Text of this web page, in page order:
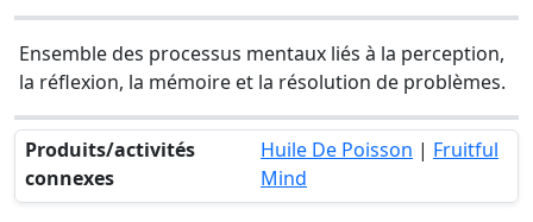
Ensemble des processus mentaux liés à la perception,
la réflexion, la mémoire et la résolution de problèmes.
Produits/activités
connexes
Huile De Poisson | Fruitful
Mind